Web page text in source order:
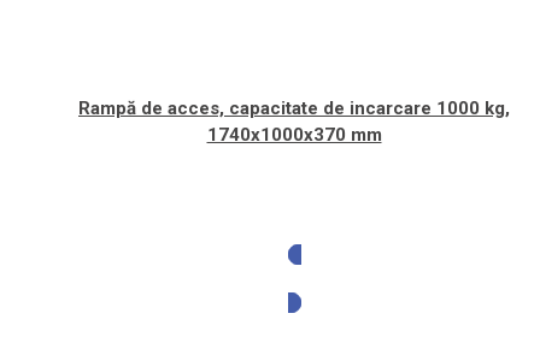
Rampă de acces, capacitate de incarcare 1000 kg,
1740x1000x370 mm